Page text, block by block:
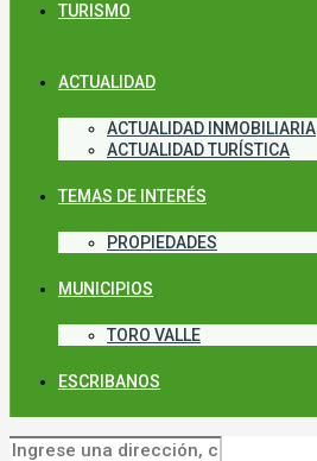
TURISMO
ACTUALIDAD
ACTUALIDAD INMOBILIARIA
ACTUALIDAD TURÍSTICA
TEMAS DE INTERÉS
PROPIEDADES
MUNICIPIOS
TORO VALLE
ESCRIBANOS